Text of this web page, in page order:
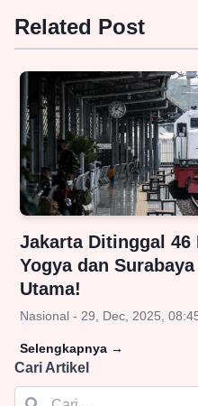
Related Post
Jakarta Ditinggal 46
Yogya dan
Utama!
Nasional - 29, Dec, 2025,
Selengkapnya →
Cari Artikel